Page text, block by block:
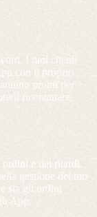
I tuoi clienti
con il proprio
pronti per
ricontattare.
e dei ritardi
gestione del tuo
sia gli ordini
App.